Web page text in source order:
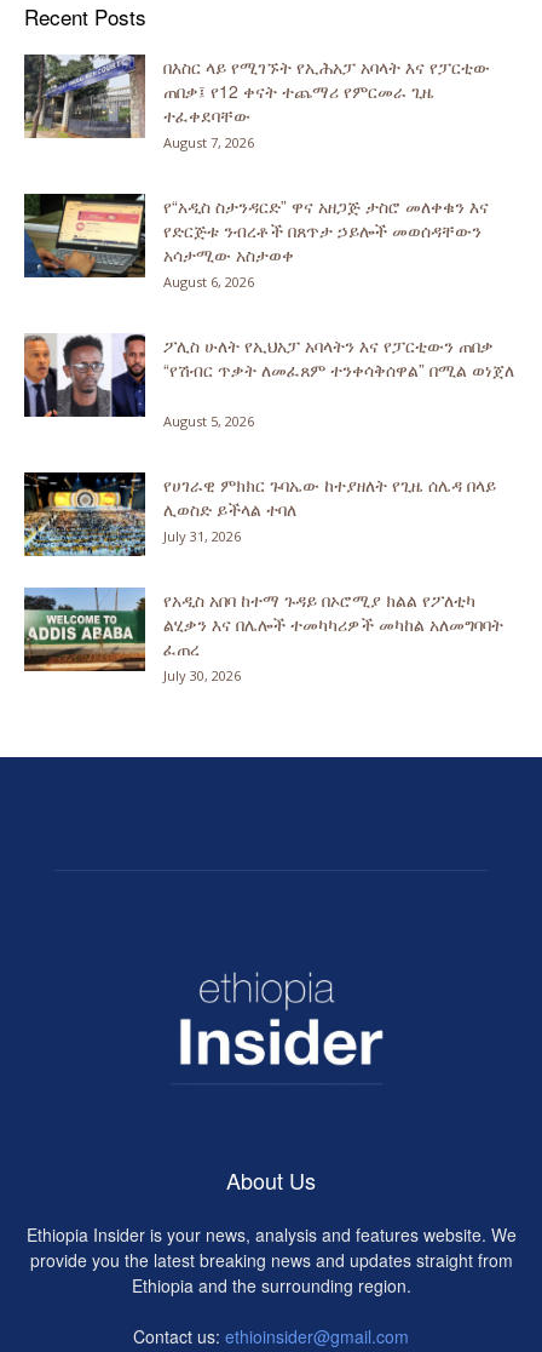
Recent Posts
በእስር ላይ የሚገኙት የኢሕአፓ አባላት እና የፓርቲው
ጠበቃ፤ የ12 ቀናት ተጨማሪ የምርመራ ጊዜ
ተፈቀደባቸው
August 7, 2026
የ“አዲስ ስታንዳርድ” ዋና አዘጋጅ ታስሮ መለቀቁን እና
የድርጅቱ ንብረቶች በጸጥታ ኃይሎች መወሰዳቸውን
አሳታሚው አስታወቀ
August 6, 2026
ፖሊስ ሁለት የኢህአፓ አባላትን እና የፓርቲውን ጠበቃ
“የሽብር ጥቃት ለመፈጸም ተንቀሳቅሰዋል” በሚል ወነጀለ
August 5, 2026
የሀገራዊ ምክክር ጉባኤው ከተያዘለት የጊዜ ሰሌዳ በላይ
ሊወስድ ይችላል ተባለ
July 31, 2026
የአዲስ አበባ ከተማ ጉዳይ በኦሮሚያ ክልል የፖለቲካ
ልሂቃን እና በሌሎች ተመካካሪዎች መካከል አለመግባባት
ፈጠረ
July 30, 2026
About Us
Ethiopia Insider is your news, analysis and features website. We
provide you the latest breaking news and updates straight from
Ethiopia and the surrounding region.
Contact us: ethioinsider@gmail.com